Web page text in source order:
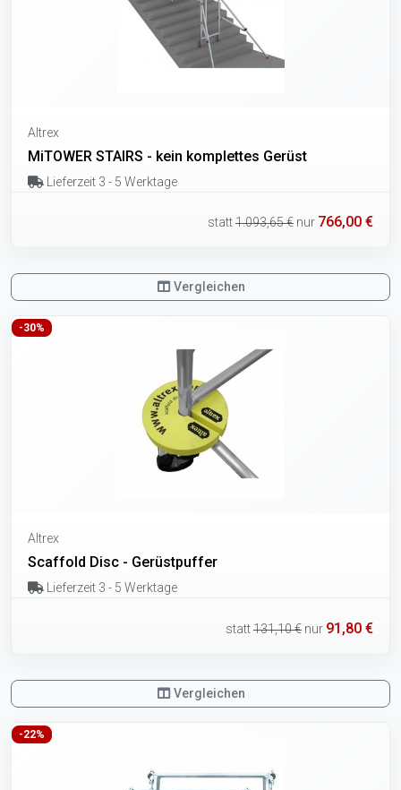
Altrex
MiTOWER STAIRS - kein komplettes Gerüst
Lieferzeit 3 - 5 Werktage
statt1.093,65 € nur 766,00 €
Vergleichen
-30%
Altrex
Scaffold Disc - Gerüstpuffer
Lieferzeit 3 - 5 Werktage
statt131,10 € nur 91,80 €
Vergleichen
-22%